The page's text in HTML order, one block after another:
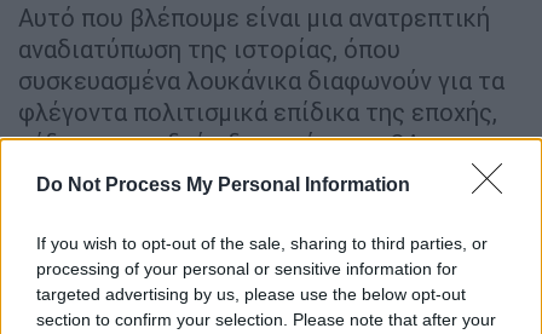
Do Not Process My Personal Information
If you wish to opt-out of the sale, sharing to third parties, or
processing of your personal or sensitive information for
targeted advertising by us, please use the below opt-out
section to confirm your selection. Please note that after your
Αυτό που βλέπουμε είναι μια ανατρεπτική
αναδιατύπωση της ιστορίας, όπου
συσκευασμένα λουκάνικα διαφωνούν για τα
φλέγοντα πολιτισμικά επίδικα της εποχής,
κάδοι σκουπιδιών διακηρύττουν QAnon
θεωρίες, ζόμπι ηγούνται της επανάστασης
μουσικά ιντερλούδια με κλασικά Broadway
μιούζικαλ σαν τα Cats, Les Miserables, Annie
και Phantom of the Opera.